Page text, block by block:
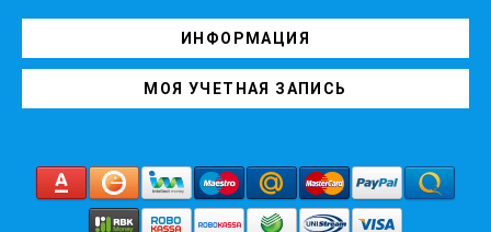
ИНФОРМАЦИЯ
МОЯ УЧЕТНАЯ ЗАПИСЬ